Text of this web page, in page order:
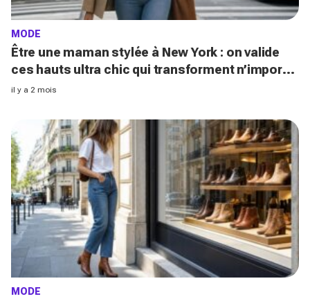
MODE
Être une maman stylée à New York : on valide
ces hauts ultra chic qui transforment n’importe
quel jean ou pantalon
il y a 2 mois
MODE